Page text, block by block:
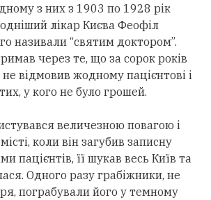
з них з 1903 по 1928 рік
лікар Києва Феофіл
називали “святим доктором”.
через те, що за сорок років
відмовив жодному пацієнтові і
у кого не було грошей.
величезною повагою і
коли він загубив записну
пацієнтів, її шукав весь Київ та
Одного разу грабіжники, не
пограбували його у темному